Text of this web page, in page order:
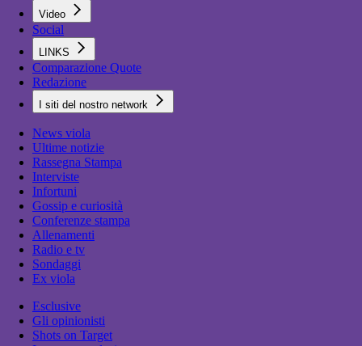
Video
Social
LINKS
Comparazione Quote
Redazione
I siti del nostro network
News viola
Ultime notizie
Rassegna Stampa
Interviste
Infortuni
Gossip e curiosità
Conferenze stampa
Allenamenti
Radio e tv
Sondaggi
Ex viola
Esclusive
Gli opinionisti
Shots on Target